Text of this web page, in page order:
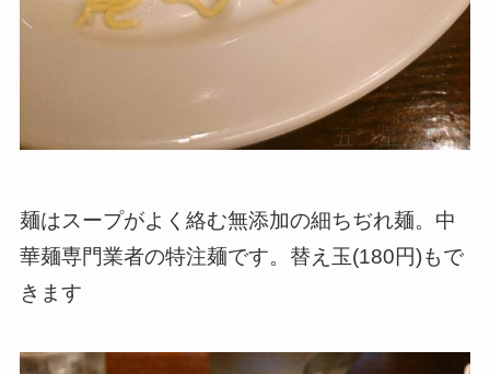
麺はスープがよく絡む無添加の細ちぢれ麺。中
華麺専門業者の特注麺です。替え玉(180円)もで
きます